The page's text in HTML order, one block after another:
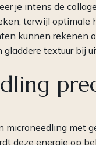
je intens de
terwijl optimale
kunnen rekenen
textuur bij
microneedling met
deze energie op